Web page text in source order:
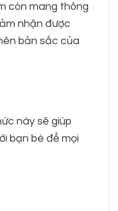
còn mang thông
nhận được
bản sắc của
này sẽ giúp
bạn bè để mọi